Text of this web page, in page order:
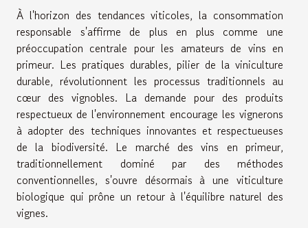
À l'horizon des tendances viticoles, la consommation
responsable s'affirme de plus en plus comme une
préoccupation centrale pour les amateurs de vins en
primeur. Les pratiques durables, pilier de la viniculture
durable, révolutionnent les processus traditionnels au
cœur des vignobles. La demande pour des produits
respectueux de l'environnement encourage les vignerons
à adopter des techniques innovantes et respectueuses
de la biodiversité. Le marché des vins en primeur,
traditionnellement dominé par des méthodes
conventionnelles, s'ouvre désormais à une viticulture
biologique qui prône un retour à l'équilibre naturel des
vignes.